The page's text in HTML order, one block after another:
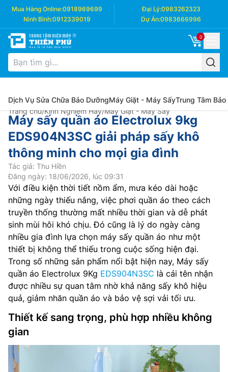
Mua Hàng Online:0918969699 Đại Lý:0983262323
Ninh Bình:0912339019 Dự Án:0983666996
0
Dịch Vụ Sửa Chữa Bảo DưỡngMáy Giặt - Máy SấyTrung Tâm Bảo
Trang chủ/Kinh Nghiệm Hay/Máy Giặt - Máy Sấy
Máy sấy quần áo Electrolux 9kg
EDS904N3SC giải pháp sấy khô
thông minh cho mọi gia đình
Tác giả: Thu Hiền
Đăng ngày: 18/06/2026, lúc 09:31
Với điều kiện thời tiết nồm ẩm, mưa kéo dài hoặc
những ngày thiếu nắng, việc phơi quần áo theo cách
truyền thống thường mất nhiều thời gian và dễ phát
sinh mùi hôi khó chịu. Đó cũng là lý do ngày càng
nhiều gia đình lựa chọn máy sấy quần áo như một
thiết bị không thể thiếu trong cuộc sống hiện đại.
Trong số những sản phẩm nổi bật hiện nay, Máy sấy
quần áo Electrolux 9Kg EDS904N3SC là cái tên nhận
được nhiều sự quan tâm nhờ khả năng sấy khô hiệu
quả, giảm nhăn quần áo và bảo vệ sợi vải tối ưu.
Thiết kế sang trọng, phù hợp nhiều không
gian